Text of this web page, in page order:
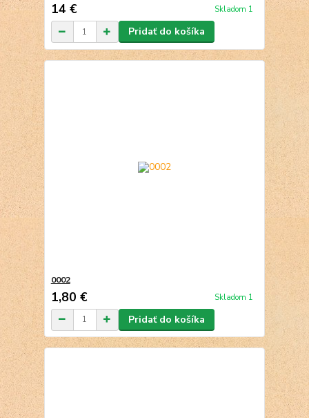
14 € Skladom 1
Pridať do košíka
0002
1,80 € Skladom 1
Pridať do košíka